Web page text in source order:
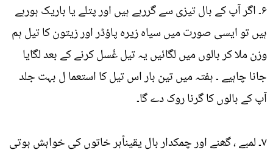
۶۔ اگر آپ کے بال تیزی سے گررہے ہیں اور پتلے یا باریک ہورہے
ہیں تو ایسی صورت میں سیاہ زیرہ پاؤڈر اور زیتون کا تیل ہم
وزن ملا کر بالوں میں لگائیں یہ تیل غُسل کرنے کے بعد لگایا
جانا چاہیے ۔ ہفتہ میں تین بار اس تیل کا استعما ل بہت جلد
آپ کے بالوں کا گرنا روک دے گا۔
۷۔ لمبے ، گھنے اور چمکدار بال یقیناًہر خاتوں کی خواہش ہوتی